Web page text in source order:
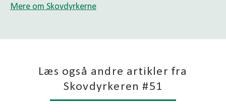
Mere om Skovdyrkerne
Læs også andre artikler fra
Skovdyrkeren #51